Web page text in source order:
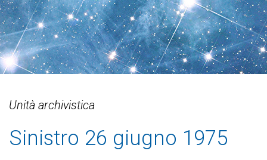
Unità archivistica
Sinistro 26 giugno 1975